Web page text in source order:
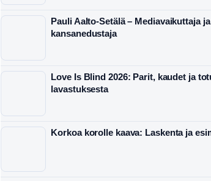
Pauli Aalto-Setälä – Mediavaikuttaja ja
kansanedustaja
Love Is Blind 2026: Parit, kaudet ja
lavastuksesta
Korkoa korolle kaava: Laskenta ja